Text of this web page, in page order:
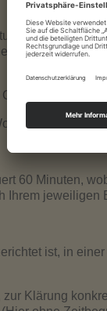
ab 60 €
Anzahl der
60 Minuten,
Ihrem jeweiligen
ist, in
Klärung